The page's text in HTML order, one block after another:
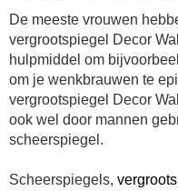
De meeste vrouwen
vergrootspiegel Decor
hulpmiddel om
om je wenkbrauwen te
vergrootspiegel Decor
ook wel door mannen
scheerspiegel.
Scheerspiegels,